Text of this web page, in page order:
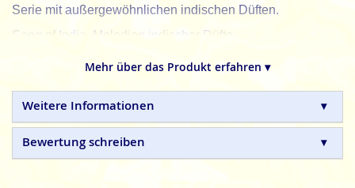
Serie mit außergewöhnlichen indischen Düften.
Song of India, Melodien indischer Düfte.
R.Expo - Song Of India
bambuslose Räucherstäbchen
(bls - bambuslos = ohne Bambusträgerhölzchen)
Mehr über das Produkt erfahren ▾
Weitere Informationen
Bewertung schreiben